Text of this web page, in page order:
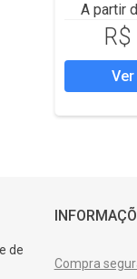
A partir
de
Compra